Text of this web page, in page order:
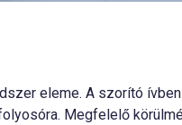
eleme. A szorító ívben
Megfelelő